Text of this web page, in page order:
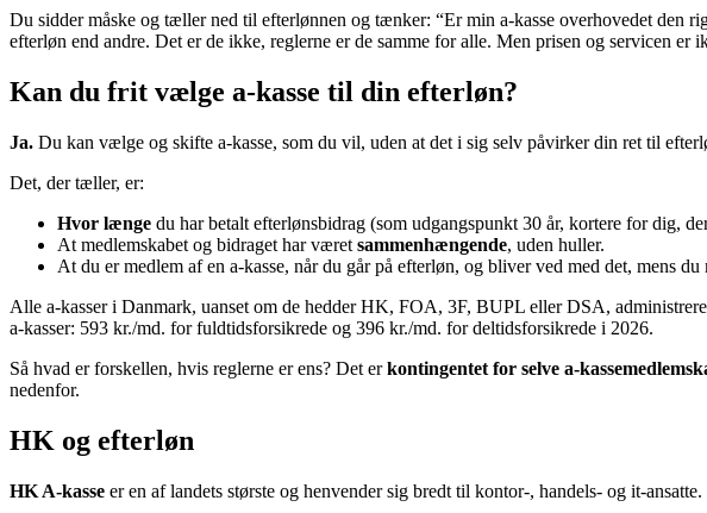
Du sidder måske og tæller ned til efterlønnen og tænker: “Er min a-kasse overhovedet den
efterløn end andre. Det er de ikke, reglerne er de samme for alle. Men prisen og servicen
Kan du frit vælge a-kasse til din efterløn?
Ja. Du kan vælge og skifte a-kasse, som du vil, uden at det i sig selv påvirker din ret til
Det, der tæller, er:
Hvor længe du har betalt efterlønsbidrag (som udgangspunkt 30 år, kortere for dig,
At medlemskabet og bidraget har været sammenhængende, uden huller.
At du er medlem af en a-kasse, når du går på efterløn, og bliver ved med det, mens du
Alle a-kasser i Danmark, uanset om de hedder HK, FOA, 3F, BUPL eller DSA,
a-kasser: 593 kr./md. for fuldtidsforsikrede og 396 kr./md. for deltidsforsikrede i 2026.
Så hvad er forskellen, hvis reglerne er ens? Det erkontingentet for selve a-
nedenfor.
HK og efterløn
HK A-kasse er en af landets største og henvender sig bredt til kontor-, handels- og it-ansatte.